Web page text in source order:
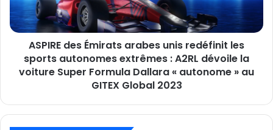
les
sports
autonomes
extrêmes
A2RL
voiture
ASPIRE des Émirats arabes unis redéfinit les
sports autonomes extrêmes : A2RL dévoile la
voiture Super Formula Dallara « autonome » au
GITEX Global 2023